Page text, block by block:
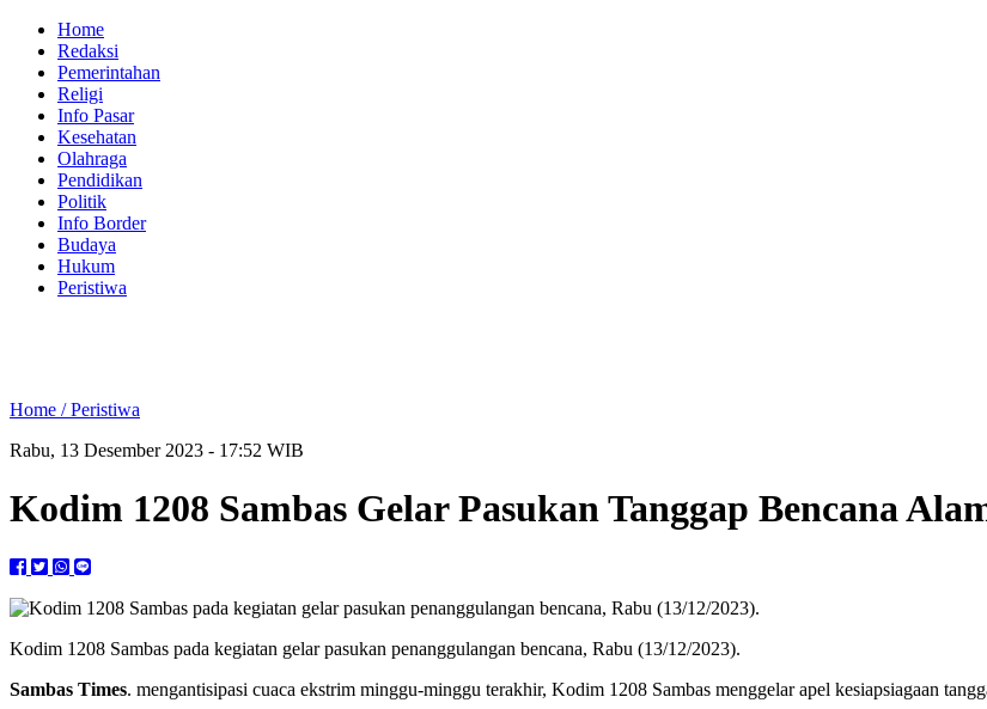
Home
Redaksi
Pemerintahan
Religi
Info Pasar
Kesehatan
Olahraga
Pendidikan
Politik
Info Border
Budaya
Hukum
Peristiwa
Home /Peristiwa
Rabu, 13 Desember 2023 - 17:52 WIB
Kodim 1208 Sambas Gelar Pasukan Tanggap Bencana
Kodim 1208 Sambas pada kegiatan gelar pasukan penanggulangan bencana, Rabu (13/12/2023).
Sambas Times. mengantisipasi cuaca ekstrim minggu-minggu terakhir, Kodim 1208 Sambas menggelar apel kesiapsiagaan